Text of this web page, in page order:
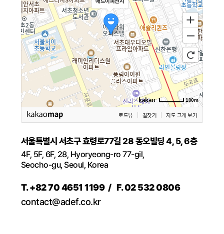
100m
로드뷰 길찾기 지도 크게 보기
서울특별시 서초구 효령로77길 28 동오빌딩 4, 5, 6층
4F, 5F, 6F, 28, Hyoryeong-ro 77-gil,
Seocho-gu, Seoul, Korea
T. +82 70 4651 1199/F. 02 532 0806
contact@adef.co.kr